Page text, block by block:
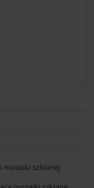
szklanej.